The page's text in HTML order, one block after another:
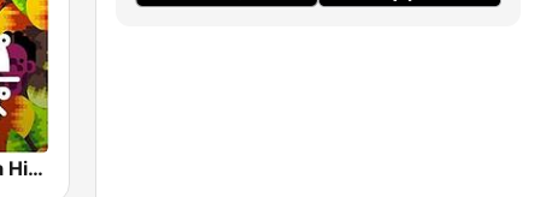
1.FM - Samba Hits Brazil Radio